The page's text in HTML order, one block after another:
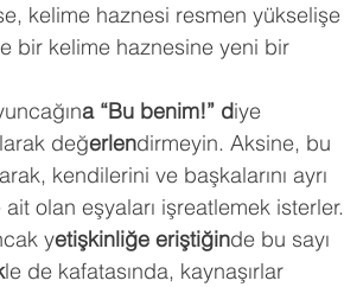
kelime haznesi resmen yükselişe
bir kelime haznesine yeni bir
a “Bu benim!” diye
değerlendirmeyin. Aksine, bu
kendilerini ve başkalarını ayrı
olan eşyaları işreatlemek isterler.
yetişkinliğe eriştiğinde bu sayı
le de kafatasında, kaynaşırlar